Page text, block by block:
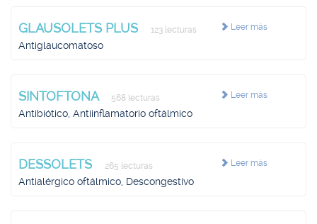
Leer más
GLAUSOLETS PLUS 123 lecturas
Antiglaucomatoso
Leer más
SINTOFTONA 568 lecturas
Antibiótico, Antiinflamatorio oftálmico
Leer más
DESSOLETS 265 lecturas
Antialérgico oftálmico, Descongestivo